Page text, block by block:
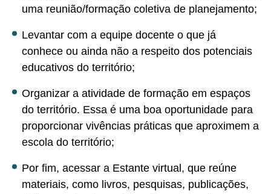
uma reunião/formação coletiva de planejamento;
Levantar com a equipe docente o que já
conhece ou ainda não a respeito dos potenciais
educativos do território;
Organizar a atividade de formação em espaços
do território. Essa é uma boa oportunidade para
proporcionar vivências práticas que aproximem a
escola do território;
Por fim, acessar a Estante virtual, que reúne
materiais, como livros, pesquisas, publicações,